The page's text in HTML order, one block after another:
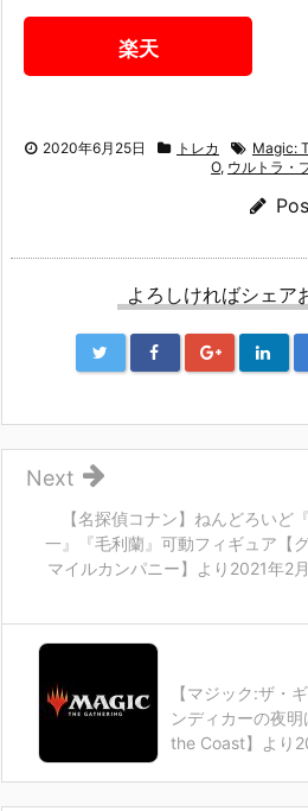
楽天
2020年6月25日 トレカ Magic:
O, ウルトラ・
よろしければシェア
【名探偵コナン】ねんどろいど
一』『毛利蘭』可動フィギュア【
マイルカンパニー】より2021年2
Next
【マジック:ザ・
ンディカーの夜
the Coast】より